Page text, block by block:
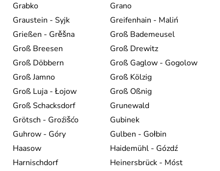
Grabko
Grano
Graustein - Syjk
Greifenhain - Maliń
Grießen - Grěšna
Groß Bademeusel
Groß Breesen
Groß Drewitz
Groß Döbbern
Groß Gaglow - Gogolow
Groß Jamno
Groß Kölzig
Groß Luja - Łojow
Groß Oßnig
Groß Schacksdorf
Grunewald
Grötsch - Groźišćo
Gubinek
Guhrow - Góry
Gulben - Gołbin
Haasow
Haidemühl - Gózdź
Harnischdorf
Heinersbrück - Móst